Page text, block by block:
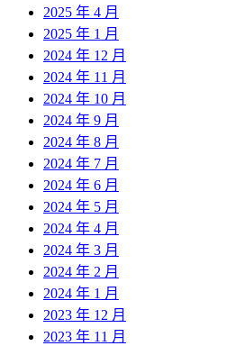
2025 年 4 月
2025 年 1 月
2024 年 12 月
2024 年 11 月
2024 年 10 月
2024 年 9 月
2024 年 8 月
2024 年 7 月
2024 年 6 月
2024 年 5 月
2024 年 4 月
2024 年 3 月
2024 年 2 月
2024 年 1 月
2023 年 12 月
2023 年 11 月